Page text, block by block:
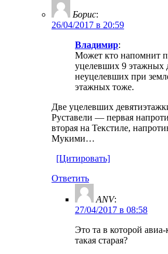
Борис:
26/04/2017 в 20:59
Владимир:
Может кто напомнит
уцелевших 9 этажных
неуцелевших при
этажных тоже.
Две уцелевших
Руставели — первая
вторая на Текстиле,
Мукими…
[Цитировать]
Ответить
ANV:
27/04/2017 в 08:58
Это та в которой
такая старая?